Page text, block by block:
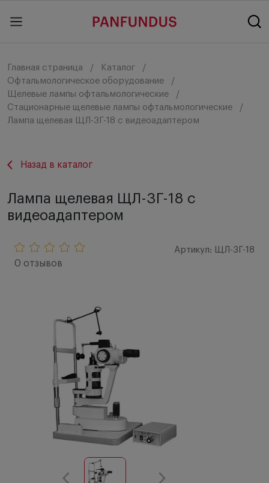
Главная страница
Каталог
Офтальмологическое оборудование
Щелевые лампы офтальмологические
Стационарные щелевые лампы офтальмологические
Лампа щелевая ЩЛ-3Г-18 с видеоадаптером
Назад в каталог
Лампа щелевая ЩЛ-3Г-18 с
видеоадаптером
0 отзывов
Артикул: ЩЛ-3Г-18